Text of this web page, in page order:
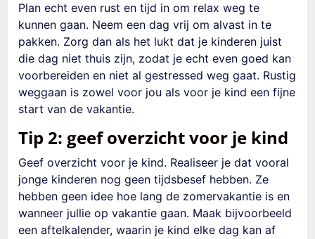
Plan echt even rust en tijd in om relax weg te
kunnen gaan. Neem een dag vrij om alvast in te
pakken. Zorg dan als het lukt dat je kinderen juist
die dag niet thuis zijn, zodat je echt even goed kan
voorbereiden en niet al gestressed weg gaat. Rustig
weggaan is zowel voor jou als voor je kind een fijne
start van de vakantie.
Tip 2: geef overzicht voor je kind
Geef overzicht voor je kind. Realiseer je dat vooral
jonge kinderen nog geen tijdsbesef hebben. Ze
hebben geen idee hoe lang de zomervakantie is en
wanneer jullie op vakantie gaan. Maak bijvoorbeeld
een aftelkalender, waarin je kind elke dag kan af